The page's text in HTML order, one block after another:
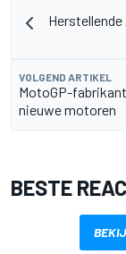
VOLGEND ARTIKEL
MotoGP-
nieuwe motoren
BESTE